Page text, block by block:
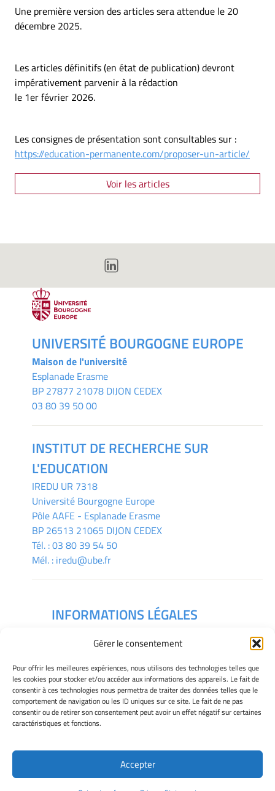
Gérer le consentement
Pour offrir les meilleures expériences, nous utilisons des technologies telles que
les cookies pour stocker et/ou accéder aux informations des appareils. Le fait de
consentir à ces technologies nous permettra de traiter des données telles que le
comportement de navigation ou les ID uniques sur ce site. Le fait de ne pas
consentir ou de retirer son consentement peut avoir un effet négatif sur certaines
caractéristiques et fonctions.
Accepter
Une première version des articles sera attendue le 20
décembre 2025.
Les articles définitifs (en état de publication) devront
impérativement parvenir à la rédaction
le 1er février 2026.
Les consignes de présentation sont consultables sur :
https://education-permanente.com/proposer-un-article/
Voir les articles
UNIVERSITÉ BOURGOGNE EUROPE
Maison de l'université
Esplanade Erasme
BP 27877 21078 DIJON CEDEX
03 80 39 50 00
INSTITUT DE RECHERCHE SUR
L'EDUCATION
IREDU UR 7318
Université Bourgogne Europe
Pôle AAFE - Esplanade Erasme
BP 26513 21065 DIJON CEDEX
Tél. :03 80 39 54 50
Mél. : iredu@ube.fr
INFORMATIONS LÉGALES
Gérer mes cookies
Déclaration de confidentialité
Politique des cookies
Avertissement
Télécharger le plan des campus
Site Officiel - IREDU @ 2026